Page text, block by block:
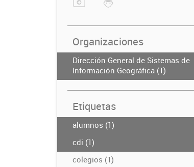
Organizaciones
Dirección General de Sistemas de
Información Geográfica (1)
Etiquetas
alumnos (1)
cdi (1)
colegios (1)